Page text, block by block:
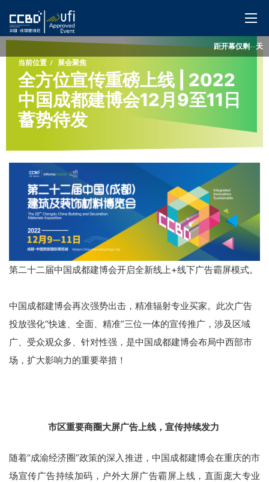
展会概览
展商服务
观众服务
特色展区
同期活动
媒体中心
重庆建博会
English
距开幕仅剩--天
当前位置
展会聚焦
全方位宣传重磅上线 | 2022
中国成都建博会12月9至11日
蓄势待发
第二十二届中国成都建博会开启全新线上+线下广告霸屏模式。
中国成都建博会再次强势出击，精准辐射专业买家。此次广告
投放强化“快速、全面、精准”三位一体的宣传推广，涉及区域
广、受众观众多、针对性强，是中国成都建博会布局中西部市
场，扩大影响力的重要举措！
市区重要商圈大屏广告上线，宣传持续发力
随着“成渝经济圈”政策的深入推进，中国成都建博会在重庆的市
场宣传广告持续加码，户外大屏广告霸屏上线，直面庞大专业